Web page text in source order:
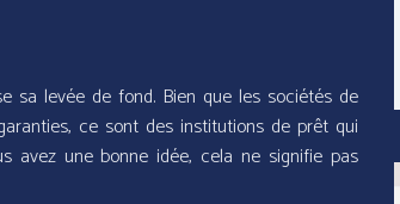
sa levée de fond. Bien que les sociétés de
ce sont des institutions de prêt qui
avez une bonne idée, cela ne signifie pas